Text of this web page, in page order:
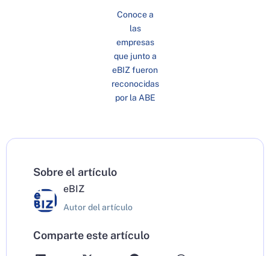
Conoce a
las
empresas
que junto a
eBIZ fueron
reconocidas
por la ABE
Sobre el artículo
eBIZ
Autor del artículo
Comparte este artículo